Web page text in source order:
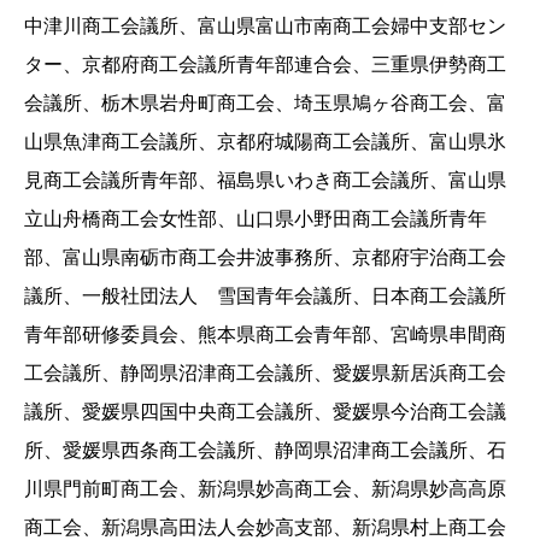
中津川商工会議所、富山県富山市南商工会婦中支部セン
ター、京都府商工会議所青年部連合会、三重県伊勢商工
会議所、栃木県岩舟町商工会、埼玉県鳩ヶ谷商工会、富
山県魚津商工会議所、京都府城陽商工会議所、富山県氷
見商工会議所青年部、福島県いわき商工会議所、富山県
立山舟橋商工会女性部、山口県小野田商工会議所青年
部、富山県南砺市商工会井波事務所、京都府宇治商工会
議所、一般社団法人 雪国青年会議所、日本商工会議所
青年部研修委員会、熊本県商工会青年部、宮崎県串間商
工会議所、静岡県沼津商工会議所、愛媛県新居浜商工会
議所、愛媛県四国中央商工会議所、愛媛県今治商工会議
所、愛媛県西条商工会議所、静岡県沼津商工会議所、石
川県門前町商工会、新潟県妙高商工会、新潟県妙高高原
商工会、新潟県高田法人会妙高支部、新潟県村上商工会